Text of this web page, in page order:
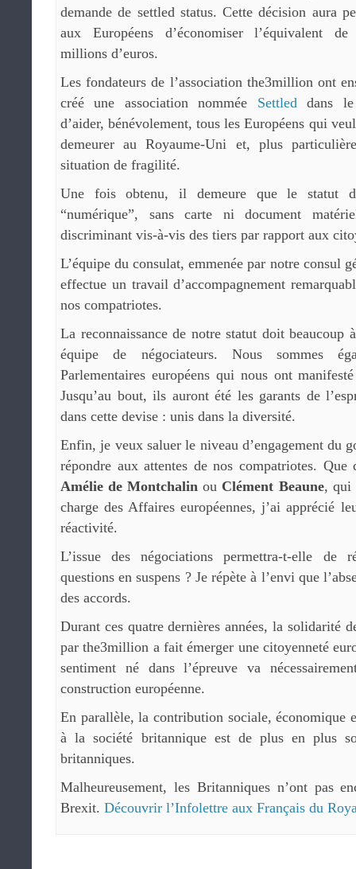
demande de settled status. Cette décision aura
aux Européens d’économiser l’équivalent
millions d’euros.
Les fondateurs de l’association the3million ont
créé une association nommée Settleddans le
d’aider, bénévolement, tous les Européens qui
demeurer au Royaume-Uni et, plus
situation de fragilité.
Une fois obtenu, il demeure que le statut
“numérique”, sans carte ni document
discriminant vis-à-vis des tiers par rapport aux
L’équipe du consulat, emmenée par notre consul
effectue un travail d’accompagnement
nos compatriotes.
La reconnaissance de notre statut doit beaucoup
équipe de négociateurs. Nous sommes
Parlementaires européens qui nous ont
Jusqu’au bout, ils auront été les garants de
dans cette devise : unis dans la diversité.
Enfin, je veux saluer le niveau d’engagement du
répondre aux attentes de nos compatriotes.
Amélie de Montchalin ou Clément Beaune, qui
charge des Affaires européennes, j’ai apprécié
réactivité.
L’issue des négociations permettra-t-elle de
questions en suspens ? Je répète à l’envi que
des accords.
Durant ces quatre dernières années, la solidarité
par the3million a fait émerger une citoyenneté
sentiment né dans l’épreuve va
construction européenne.
En parallèle, la contribution sociale, économique
à la société britannique est de plus en plus
britanniques.
Malheureusement, les Britanniques n’ont pas
Brexit. Découvrir l’Infolettre aux Français du